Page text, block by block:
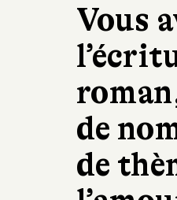
Vous
de
de